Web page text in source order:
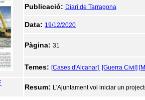
Publicació: Diari de Tarragona
Data: 19/12/2020
Pàgina: 31
Temes: [Cases d'Alcanar] [Guerra Civil]
Resum: L'Ajuntament vol iniciar un